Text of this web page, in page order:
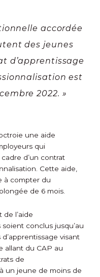
accordée
des jeunes
d’apprentissage
est
2022. »
une aide
qui
d’un contrat
Cette aide,
à compter du
de 6 mois.
l’aide
conclus jusqu’au
visant
allant du CAP au
de
un jeune de moins de